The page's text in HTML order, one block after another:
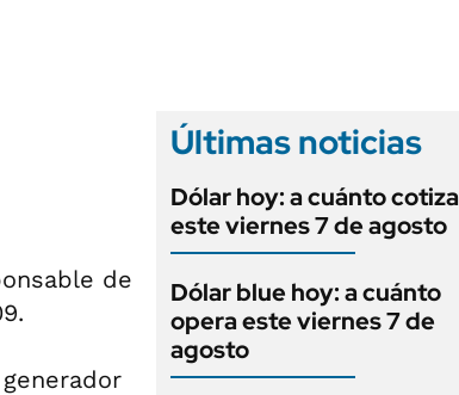
de
Últimas noticias
Dólar hoy: a cuánto cotiza
este viernes 7 de agosto
Dólar blue hoy: a cuánto
opera este viernes 7 de
agosto